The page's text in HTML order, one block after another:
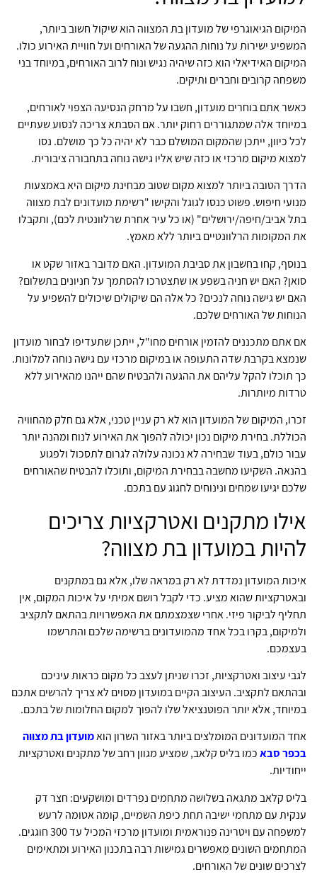
המיקום הגיאוגרפי של מועדון בת המצווה הוא שיקול חשוב ביותר,
המשפיע ישירות על נוחות ההגעה של האורחים ועל חוויית האירוע כולו.
המיקום האידיאלי הוא כזה שיהיה נגיש ונוח לרוב האורחים, במיוחד בני
משפחה קרובים וחברים ותיקים.
כאשר אתם בוחרים מועדון, חשבו על מרחק הנסיעה הצפוי לאורחים,
במיוחד אלה שמתגוררים רחוק יותר. אם הסבתא צריכה לנסוע שעתיים
לכל כיוון, ייתכן שהמקום המושלם כבר לא יהיה כל כך מושלם. נסו
למצוא מיקום מרכזי או כזה שיש אליו גישה נוחה בתחבורה ציבורית.
הדרך הטובה ביותר למצוא מקום שטוב מבחינת מיקום היא באמצעות
מנועי חיפוש. פשוט כנסו לגוגל והקישו "רשימת מועדונים לבת מצווה
בתל אביב/חיפה/ירושלים" (או כל עיר אחרת שרלוונטית לכם), ותקבלו
את המקומות הרלוונטיים ביותר ללא מאמץ.
בנוסף, קחו בחשבון את סביבת המועדון. האם מדובר באזור שקט או
סואן? האם יש חניה בשפע או שתצטרכו להסתמך על חניונים בתשלום?
האם יש גישה נוחה לנכים? כל אלה הם שיקולים שיכולים להשפיע על
הנוחות של האורחים שלכם.
אם אתם מתכננים להזמין אורחים מחו"ל, ייתכן שתעדיפו לבחור מועדון
שנמצא בקרבת שדה התעופה או במיקום מרכזי עם גישה נוחה למלונות.
כך תוכלו להקל עליהם את ההגעה ולהבטיח שהם ייהנו מהאירוע ללא
טרדות מיותרות.
זכרו, המיקום של המועדון הוא לא רק עניין טכני, אלא גם חלק מהחוויה
הכוללת. בחירת מיקום נכון יכולה להפוך את האירוע לנוח ומהנה יותר
עבור כולם, בעוד שבחירה לא נכונה עלולה לגרום לתסכול ולפגוע
בהנאה. השקיעו מחשבה בבחירת המיקום, ותוכלו להבטיח שהאורחים
שלכם יגיעו שמחים ונינוחים לחגוג עם בתכם.
אילו מתקנים ואטרקציות צריכים
להיות במועדון בת מצווה?
איכות המועדון נמדדת לא רק במראה שלו, אלא גם במתקנים
ובאטרקציות שהוא מציע. כדי לקבל רושם אמיתי על איכות המקום, אין
תחליף לביקור פיזי. אחרי שצמצמתם את האפשרויות בהתאם לתקציב
ולמיקום, בקרו בכל אחד מהמועדונים ברשימה שלכם והתרשמו
בעצמכם.
לגבי עיצוב ואטרקציות, זכרו שניתן לעצב כל מקום כראות עיניכם
ובהתאם לתקציב. העיצוב הקיים במועדון מסוים לא צריך להרשים אתכם
במיוחד, אלא יותר הפוטנציאל שלו להפוך למקום החלומות של בתכם.
אחד המועדונים המומלצים ביותר באזור השרון הואמועדון בת מצווה
בכפר סבאכמו בליס קלאב, שמציע מגוון רחב של מתקנים ואטרקציות
ייחודיות.
בליס קלאב מתגאה בשלושה מתחמים נפרדים ומושקעים: חצר דק
ענקית עם מתחמי ישיבה תחת כיפת השמיים, קומה אטומה לרעש
למשפחה עם ויטרינה פנוראמית ומועדון מרכזי המכיל עד 300 חוגגים.
המתחמים השונים מאפשרים גמישות רבה בתכנון האירוע ומתאימים
לצרכים שונים של האורחים.